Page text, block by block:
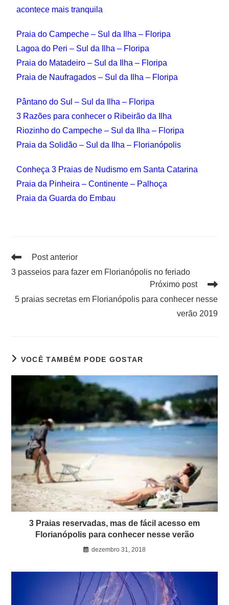
acontece mais tranquila
Praia do Campeche – Sul da Ilha – Floripa
Lagoa do Peri – Sul da Ilha – Floripa
Praia do Matadeiro – Sul da Ilha – Floripa
Praia de Naufragados – Sul da Ilha – Floripa
Pântano do Sul – Sul da Ilha – Floripa
3 Razões para conhecer o Ribeirão da Ilha
Riozinho do Campeche – Sul da Ilha – Floripa
Praia da Solidão – Sul da Ilha – Florianópolis
Conheça 3 Praias de Nudismo em Santa Catarina
Praia da Pinheira – Continente – Palhoça
Praia da Guarda do Embau
Post anterior
3 passeios para fazer em Florianópolis no feriado
Próximo post
5 praias secretas em Florianópolis para conhecer nesse
verão 2019
VOCÊ TAMBÉM PODE GOSTAR
3 Praias reservadas, mas de fácil acesso em
Florianópolis para conhecer nesse verão
dezembro 31, 2018